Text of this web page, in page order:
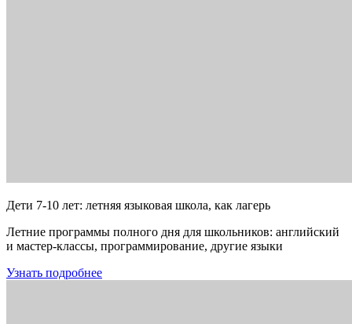
Дети 7-10 лет: летняя языковая школа, как лагерь
Летние программы полного дня для школьников: английский
и мастер-классы, программирование, другие языки
Узнать подробнее